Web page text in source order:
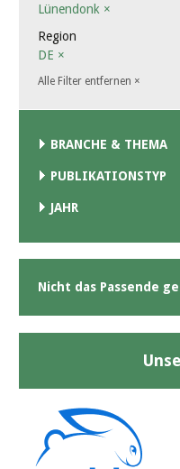
Lünendonk ×
Region
DE ×
Alle Filter entfernen ×
BRANCHE & THEMA
PUBLIKATIONSTYP
JAHR
Nicht das Passende